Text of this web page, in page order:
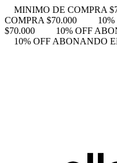
MINIMO DE COMPRA
COMPRA $70.000
$70.000
10% OFF
10% OFF ABONANDO